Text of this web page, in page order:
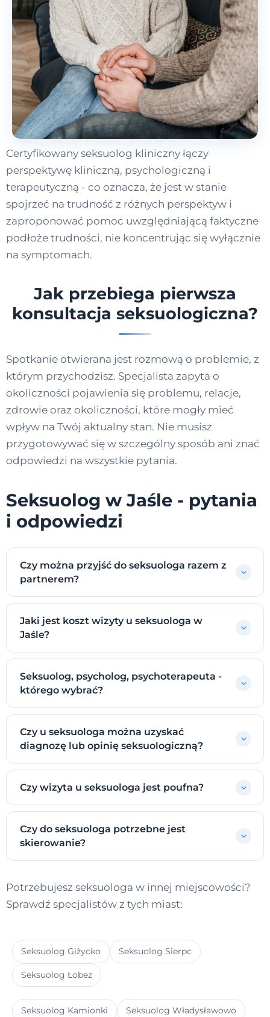
Certyfikowany seksuolog kliniczny łączy
perspektywę kliniczną, psychologiczną i
terapeutyczną - co oznacza, że jest w stanie
spojrzeć na trudność z różnych perspektyw i
zaproponować pomoc uwzględniającą faktyczne
podłoże trudności, nie koncentrując się wyłącznie
na symptomach.
Jak przebiega pierwsza
konsultacja seksuologiczna?
Spotkanie otwierana jest rozmową o problemie, z
którym przychodzisz. Specjalista zapyta o
okoliczności pojawienia się problemu, relacje,
zdrowie oraz okoliczności, które mogły mieć
wpływ na Twój aktualny stan. Nie musisz
przygotowywać się w szczególny sposób ani znać
odpowiedzi na wszystkie pytania.
Seksuolog w Jaśle - pytania
i odpowiedzi
Czy można przyjść do seksuologa razem z
partnerem?
Jaki jest koszt wizyty u seksuologa w
Jaśle?
Seksuolog, psycholog, psychoterapeuta -
którego wybrać?
Czy u seksuologa można uzyskać
diagnozę lub opinię seksuologiczną?
Czy wizyta u seksuologa jest poufna?
Czy do seksuologa potrzebne jest
skierowanie?
Potrzebujesz seksuologa w innej miejscowości?
Sprawdź specjalistów z tych miast:
Seksuolog Giżycko Seksuolog Sierpc
Seksuolog Łobez
Seksuolog Kamionki Seksuolog Władysławowo